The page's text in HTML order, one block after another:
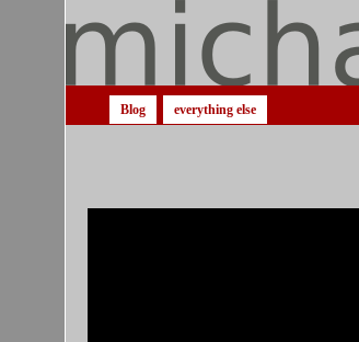
Blog everything else